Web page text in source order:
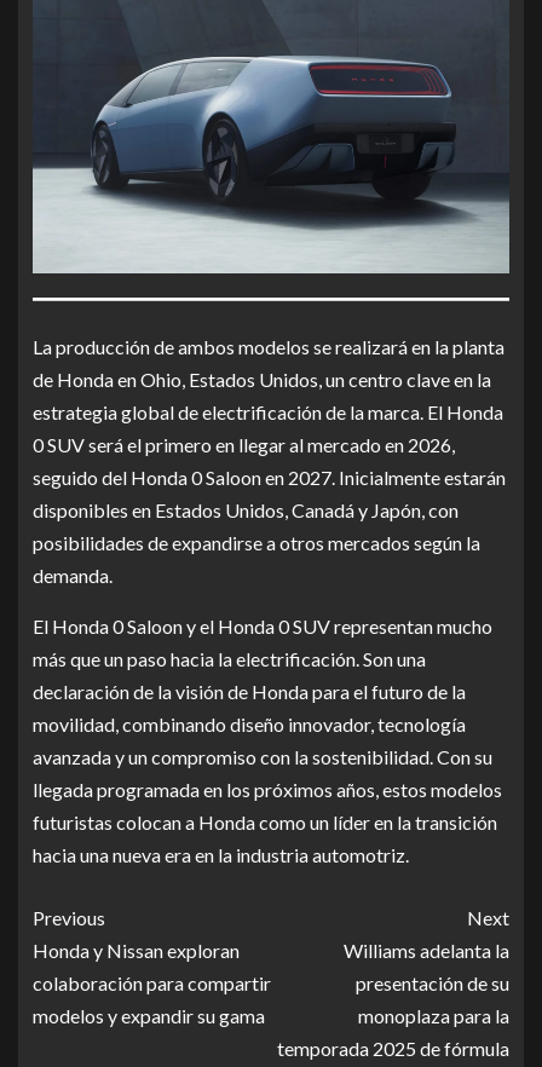
La producción de ambos modelos se realizará en la planta
de Honda en Ohio, Estados Unidos, un centro clave en la
estrategia global de electrificación de la marca. El Honda
0 SUV será el primero en llegar al mercado en 2026,
seguido del Honda 0 Saloon en 2027. Inicialmente estarán
disponibles en Estados Unidos, Canadá y Japón, con
posibilidades de expandirse a otros mercados según la
demanda.
El Honda 0 Saloon y el Honda 0 SUV representan mucho
más que un paso hacia la electrificación. Son una
declaración de la visión de Honda para el futuro de la
movilidad, combinando diseño innovador, tecnología
avanzada y un compromiso con la sostenibilidad. Con su
llegada programada en los próximos años, estos modelos
futuristas colocan a Honda como un líder en la transición
hacia una nueva era en la industria automotriz.
Previous
Honda y Nissan exploran
colaboración para compartir
modelos y expandir su gama
Next
Williams adelanta la
presentación de su
monoplaza para la
temporada 2025 de fórmula